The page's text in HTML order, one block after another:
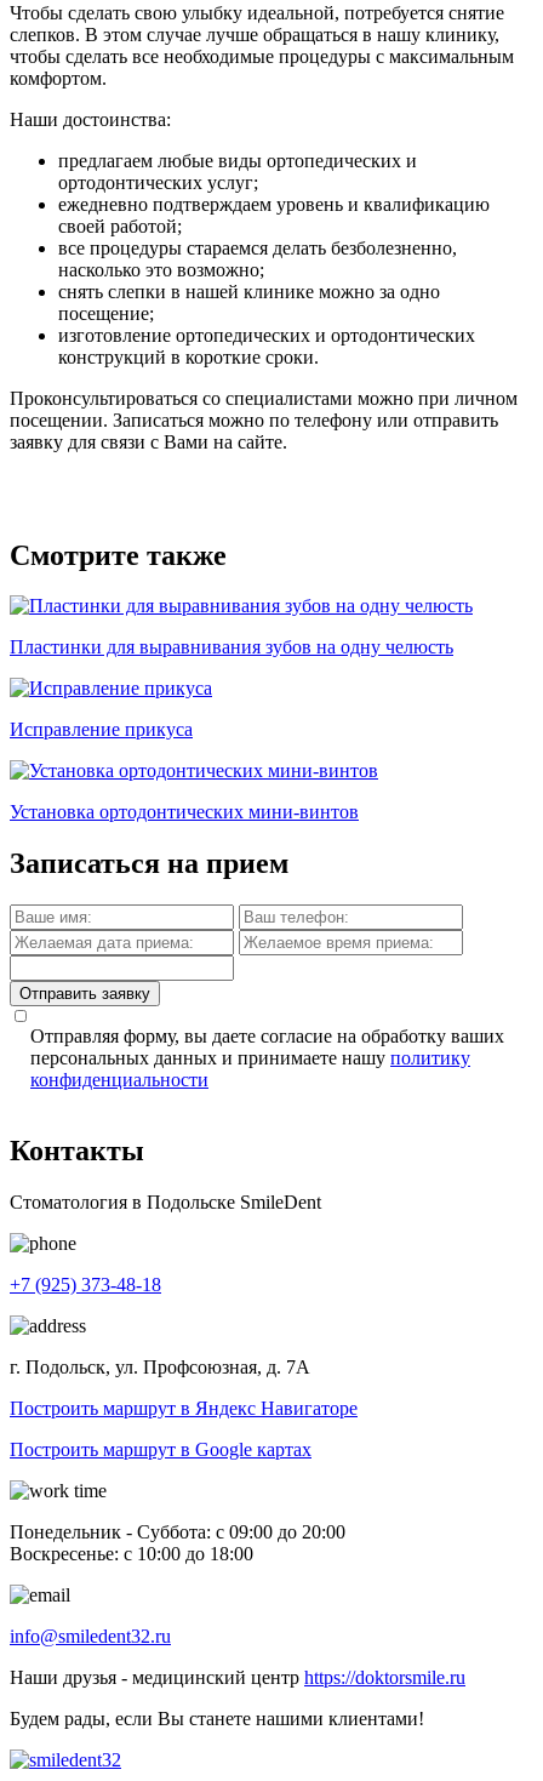
Чтобы сделать свою улыбку идеальной, потребуется снятие
слепков. В этом случае лучше обращаться в нашу клинику,
чтобы сделать все необходимые процедуры с максимальным
комфортом.
Наши достоинства:
предлагаем любые виды ортопедических и
ортодонтических услуг;
ежедневно подтверждаем уровень и квалификацию
своей работой;
все процедуры стараемся делать безболезненно,
насколько это возможно;
снять слепки в нашей клинике можно за одно
посещение;
изготовление ортопедических и ортодонтических
конструкций в короткие сроки.
Проконсультироваться со специалистами можно при личном
посещении. Записаться можно по телефону или отправить
заявку для связи с Вами на сайте.
Смотрите также
Пластинки для выравнивания зубов на одну челюсть
Исправление прикуса
Установка ортодонтических мини-винтов
Записаться на прием
Отправить заявку
Отправляя форму, вы даете согласие на обработку ваших
персональных данных и принимаете нашу политику
конфиденциальности
Контакты
Стоматология в Подольске SmileDent
+7 (925) 373-48-18
г. Подольск, ул. Профсоюзная, д. 7А
Построить маршрут в Яндекс Навигаторе
Построить маршрут в Google картах
Понедельник - Суббота: с 09:00 до 20:00
Воскресенье: с 10:00 до 18:00
info@smiledent32.ru
Наши друзья - медицинский центр https://doktorsmile.ru
Будем рады, если Вы станете нашими клиентами!